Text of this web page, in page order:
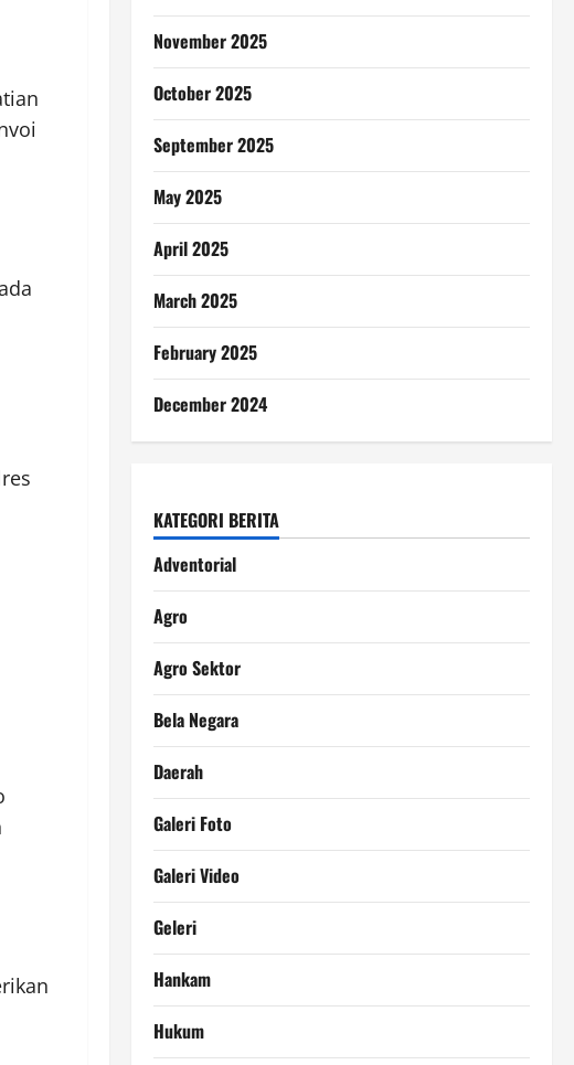
November 2025
October 2025
September 2025
May 2025
April 2025
March 2025
February 2025
December 2024
KATEGORI BERITA
Adventorial
Agro
Agro Sektor
Bela Negara
Daerah
Galeri Foto
Galeri Video
Geleri
Hankam
Hukum